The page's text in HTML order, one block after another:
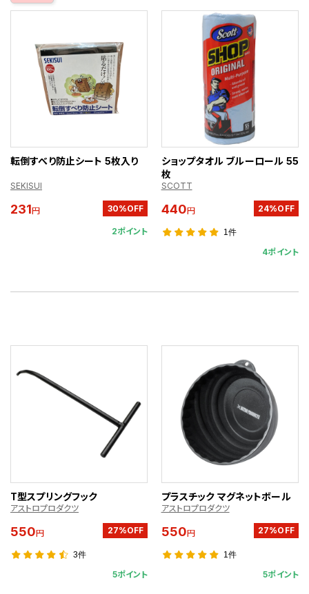
転倒すべり防止シート 5枚入り
SEKISUI
231円 30%OFF
2ポイント
ショップタオル ブルーロール 55
枚
SCOTT
440円 24%OFF
1件
4ポイント
T型スプリングフック
アストロプロダクツ
550円 27%OFF
3件
5ポイント
プラスチック マグネットボール
アストロプロダクツ
550円 27%OFF
1件
5ポイント